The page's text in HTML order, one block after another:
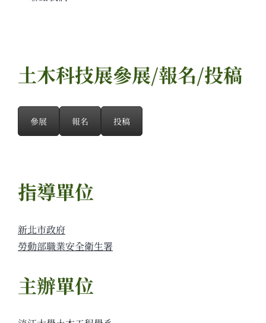
土木科技展參展/報名/投稿
參展 報名 投稿
指導單位
新北市政府
勞動部職業安全衛生署
主辦單位